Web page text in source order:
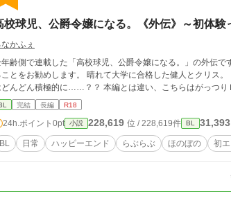
校球児、公爵令嬢になる。《外伝》～初体験
かふぇ
年齢側で連載した「高校球児、公爵令嬢になる。」の外伝
とをお勧めします。 晴れて大学に合格した健人とクリス
んどん積極的に……？？ 本編とは違い、こちらはがっつり
完結 長編 R18
24h.ポイント 0pt 小説 228,619 位 / 228,619件 BL 31,393
BL 日常 ハッピーエンド らぶらぶ ほのぼの 初